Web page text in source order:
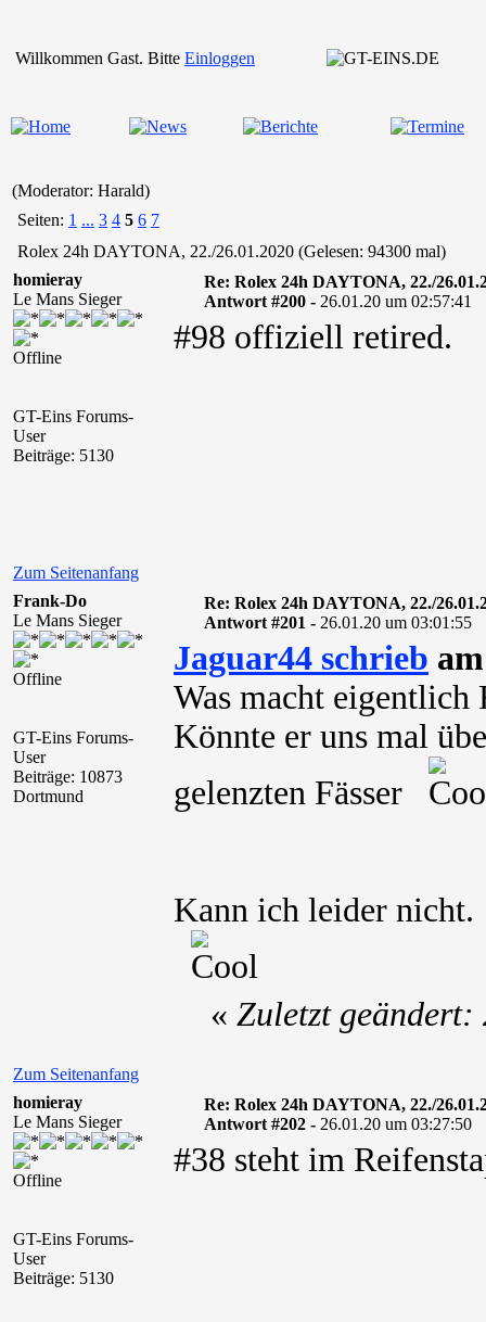
Willkommen Gast. Bitte Einloggen
(Moderator: Harald)
Seiten: 1 ... 3 4 5 6 7
Rolex 24h DAYTONA, 22./26.01.2020 (Gelesen: 94300 mal)
homieray
Le Mans Sieger
Offline
GT-Eins Forums-
User
Beiträge: 5130
Re: Rolex 24h DAYTONA, 22./
Antwort #200 - 26.01.20 um 02:57:41
#98 offiziell retired.
Zum Seitenanfang
Frank-Do
Le Mans Sieger
Offline
GT-Eins Forums-
User
Beiträge: 10873
Dortmund
Re: Rolex 24h DAYTONA, 22./
Antwort #201 - 26.01.20 um 03:01:55
Jaguar44 schrieb
Was macht eigentlich
Könnte er uns mal
gelenzten Fässer
Kann ich leider
Zum Seitenanfang
« Zuletzt
homieray
Le Mans Sieger
Offline
GT-Eins Forums-
User
Beiträge: 5130
Re: Rolex 24h DAYTONA, 22./
Antwort #202 - 26.01.20 um 03:27:50
#38 steht im